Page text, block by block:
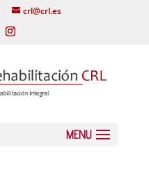
crl@crl.es